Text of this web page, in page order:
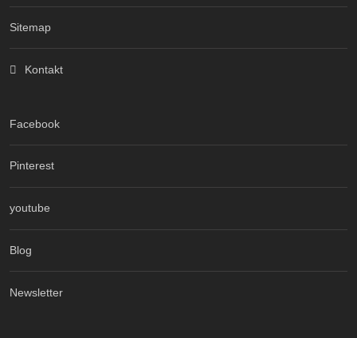
Sitemap
Kontakt
Facebook
Pinterest
youtube
Blog
Newsletter